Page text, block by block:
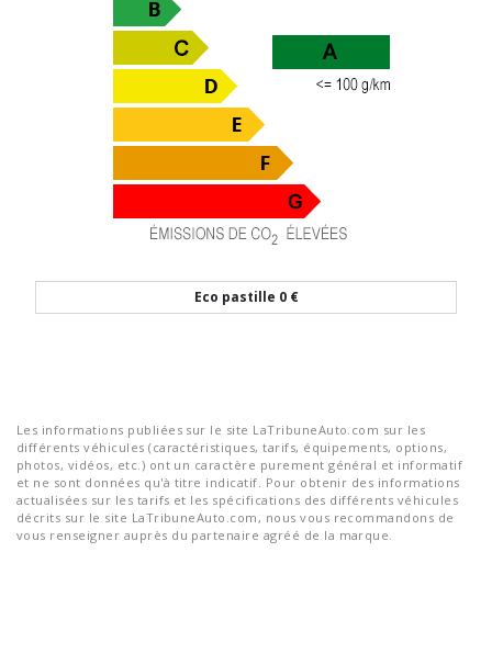
Eco pastille 0 €
Les informations publiées sur le site LaTribuneAuto.com sur les
différents véhicules (caractéristiques, tarifs, équipements, options,
photos, vidéos, etc.) ont un caractère purement général et informatif
et ne sont données qu'à titre indicatif. Pour obtenir des informations
actualisées sur les tarifs et les spécifications des différents véhicules
décrits sur le site LaTribuneAuto.com, nous vous recommandons de
vous renseigner auprès du partenaire agréé de la marque.